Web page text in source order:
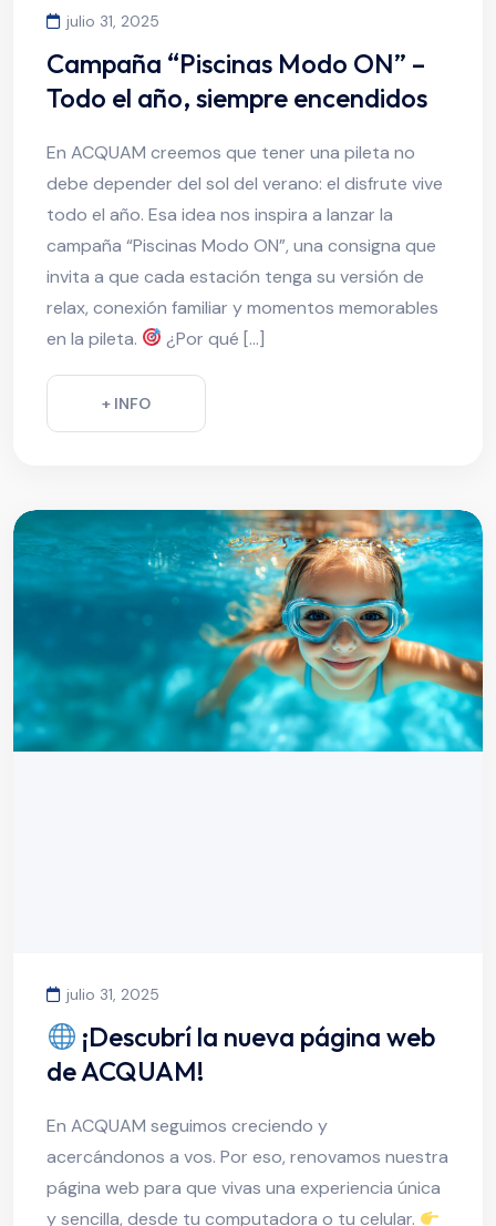
julio 31, 2025
Campaña “Piscinas Modo ON” –
Todo el año, siempre encendidos
En ACQUAM creemos que tener una pileta no
debe depender del sol del verano: el disfrute vive
todo el año. Esa idea nos inspira a lanzar la
campaña “Piscinas Modo ON”, una consigna que
invita a que cada estación tenga su versión de
relax, conexión familiar y momentos memorables
en la pileta.
¿Por qué […]
+ INFO
julio 31, 2025
¡Descubrí la nueva página web
de ACQUAM!
En ACQUAM seguimos creciendo y
acercándonos a vos. Por eso, renovamos nuestra
página web para que vivas una experiencia única
y sencilla, desde tu computadora o tu celular.